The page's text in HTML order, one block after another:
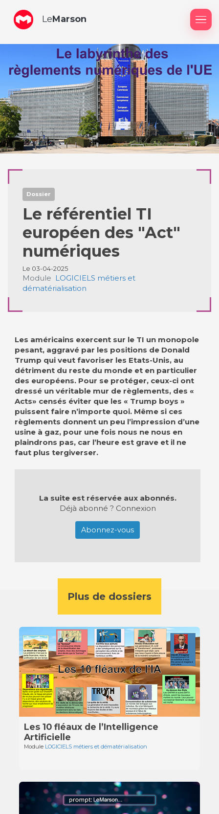
LeMarson
Dossier
Le référentiel TI
européen des "Act"
numériques
Le 03-04-2025
Module LOGICIELS métiers et
dématérialisation
Les américains exercent sur le TI un monopole
pesant, aggravé par les positions de Donald
Trump qui veut favoriser les Etats-Unis, au
détriment du reste du monde et en particulier
des européens. Pour se protéger, ceux-ci ont
dressé un véritable mur de règlements, des «
Acts» censés éviter que les « Trump boys »
puissent faire n’importe quoi. Même si ces
règlements donnent un peu l’impression d’une
usine à gaz, pour une fois nous ne nous en
plaindrons pas, car l’heure est grave et il ne
faut plus tergiverser.
La suite est réservée aux abonnés.
Déjà abonné ? Connexion
Abonnez-vous
Plus de dossiers
Les 10 fléaux de l’Intelligence
Artificielle
Module LOGICIELS métiers et dématérialisation